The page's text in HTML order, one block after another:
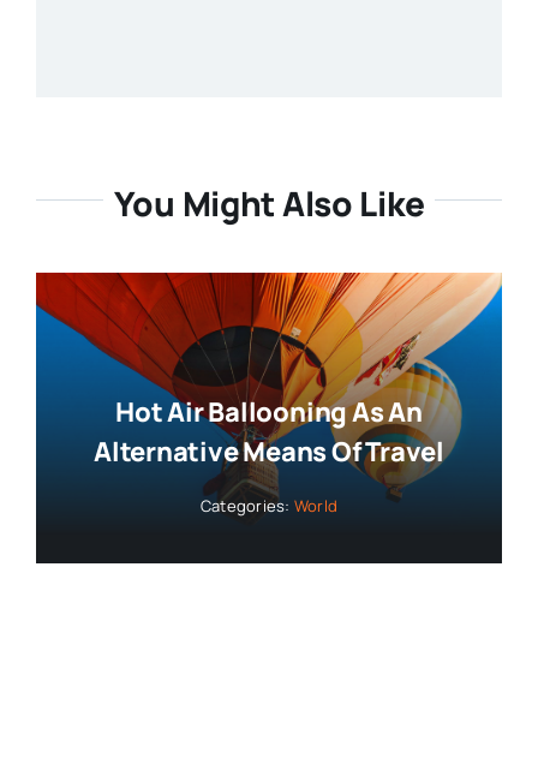
You Might Also Like
Hot Air Ballooning As An
Alternative Means Of Travel
Categories: World